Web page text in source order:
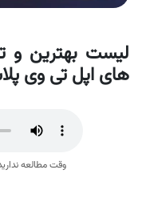
لیست بهترین و
های اپل تی وی
وقت مطالعه